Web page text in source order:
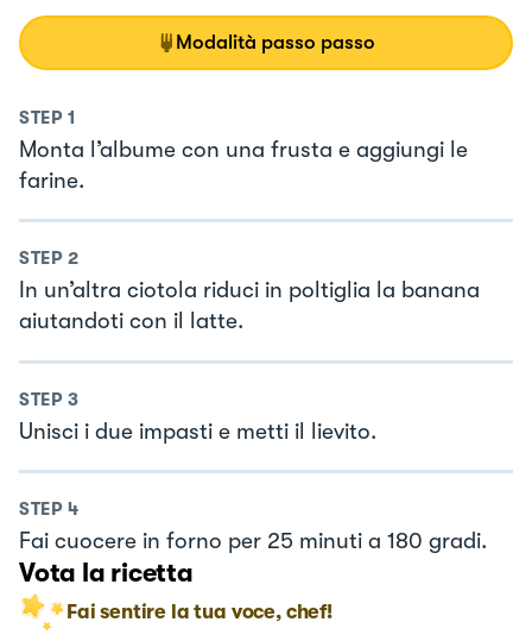
Modalità passo passo
STEP 1
Monta l’albume con una frusta e aggiungi le
farine.
STEP 2
In un’altra ciotola riduci in poltiglia la banana
aiutandoti con il latte.
STEP 3
Unisci i due impasti e metti il lievito.
STEP 4
Fai cuocere in forno per 25 minuti a 180 gradi.
Vota la ricetta
Fai sentire la tua voce, chef!